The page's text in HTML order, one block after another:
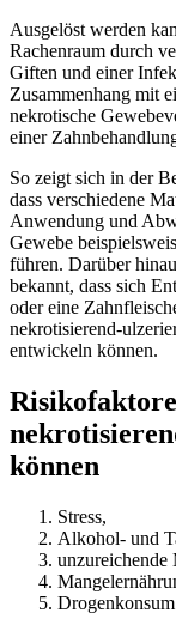
Ausgelöst werden
Rachenraum durch
Giften und einer
Zusammenhang mit
nekrotische
einer
So zeigt sich in der
dass verschiedene
Anwendung und
Gewebe
führen. Darüber
bekannt, dass sich
oder eine
nekrotisierend-
entwickeln können.
können
Stress,
Alkohol- und
unzureichende
Drogenkonsum